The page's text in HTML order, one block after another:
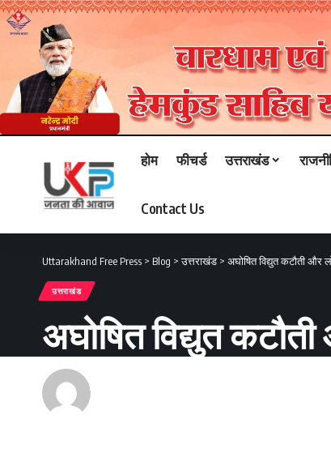
होम फीचर्ड उत्तराखंड
Contact Us
Uttarakhand Free Press > Blog >उत्तराखंड > अघोषित विद्युत कटौती और
उत्तराखंड
अघोषित विद्युत
Last updated: September 24, 2023 8:54 am
Renu Negi